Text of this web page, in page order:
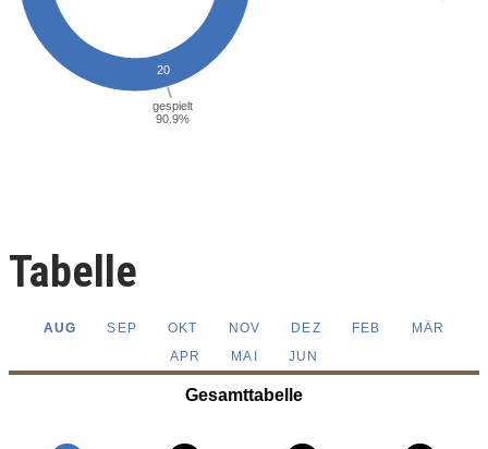
Tabelle
AUG SEP OKT NOV DEZ FEB
MÄR
APR
MAI JUN
Gesamttabelle